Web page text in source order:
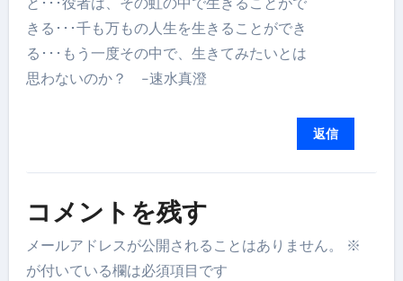
きる･･･千も万もの人生を生きることができ
る･･･もう一度その中で、生きてみたいとは
思わないのか？ -速水真澄
返信
コメントを残す
メールアドレスが公開されることはありません。
※
が付いている欄は必須項目です